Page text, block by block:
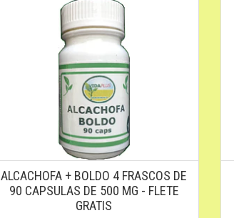
ALCACHOFA + BOLDO 4 FRASCOS DE
90 CAPSULAS DE 500 MG - FLETE
GRATIS